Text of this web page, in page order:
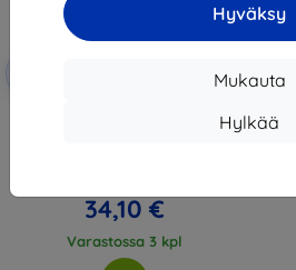
Hyväksy
Mukauta
Hylkää
EXTRA10
3mk TechWrap Matte Center
Display Protective film for AUDI
34,10 €
Varastossa 3 kpl
-10%